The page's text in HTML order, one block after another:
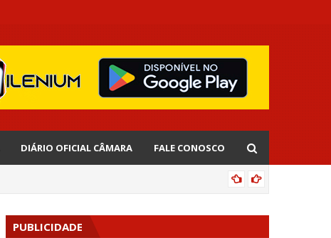
DIÁRIO OFICIAL CÂMARA FALE CONOSCO
PUBLICIDADE